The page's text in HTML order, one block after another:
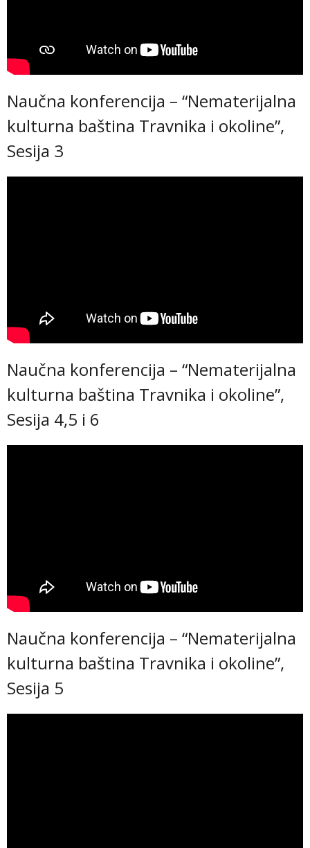
Naučna konferencija – “Nematerijalna
kulturna baština Travnika i okoline”,
Sesija 3
Naučna konferencija – “Nematerijalna
kulturna baština Travnika i okoline”,
Sesija 4,5 i 6
Naučna konferencija – “Nematerijalna
kulturna baština Travnika i okoline”,
Sesija 5